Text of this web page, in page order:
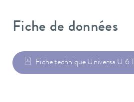
Fiche de données
Fiche technique Universa U 6